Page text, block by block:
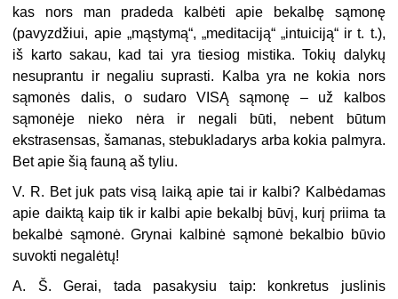
kas nors man pradeda kalbėti apie bekalbę sąmonę
(pavyzdžiui, apie „mąstymą“, „meditaciją“ „intuiciją“ ir t. t.),
iš karto sakau, kad tai yra tiesiog mistika. Tokių dalykų
nesuprantu ir negaliu suprasti. Kalba yra ne kokia nors
sąmonės dalis, o sudaro VISĄ sąmonę – už kalbos
sąmonėje nieko nėra ir negali būti, nebent būtum
ekstrasensas, šamanas, stebukladarys arba kokia palmyra.
Bet apie šią fauną aš tyliu.
V. R. Bet juk pats visą laiką apie tai ir kalbi? Kalbėdamas
apie daiktą kaip tik ir kalbi apie bekalbį būvį, kurį priima ta
bekalbė sąmonė. Grynai kalbinė sąmonė bekalbio būvio
suvokti negalėtų!
A. Š. Gerai, tada pasakysiu taip: konkretus juslinis